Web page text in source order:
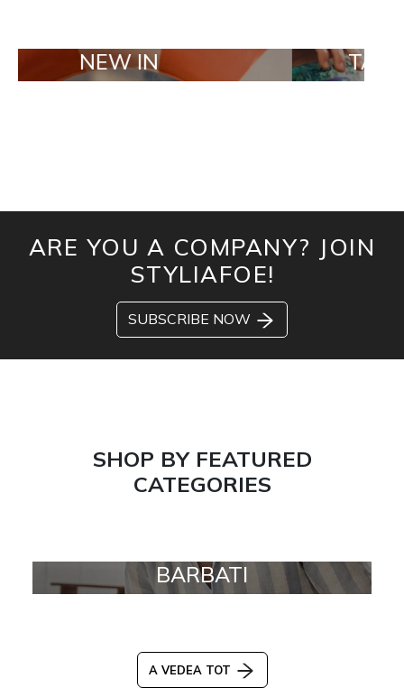
IN TAILOR MADE
ARE YOU A COMPANY? JOIN
STYLIAFOE!
SUBSCRIBE NOW
SHOP BY FEATURED
CATEGORIES
BARBATI
A VEDEA TOT